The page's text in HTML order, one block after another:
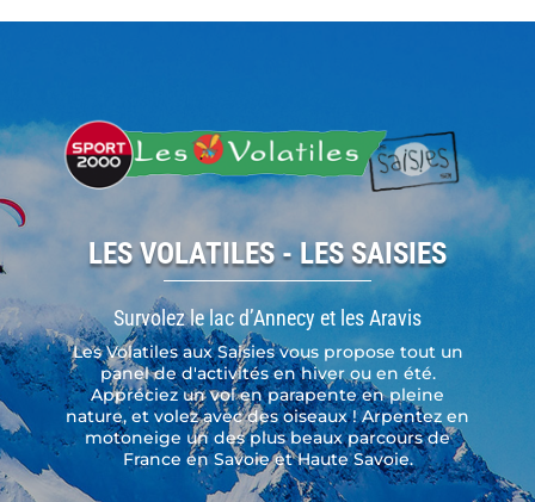
LES VOLATILES - LES SAISIES
Survolez le lac d’Annecy et les Aravis
Les Volatiles aux Saisies vous propose tout un
panel de d'activités en hiver ou en été.
Appréciez un vol en parapente en pleine
nature, et volez avec des oiseaux ! Arpentez en
motoneige un des plus beaux parcours de
France en Savoie et Haute Savoie.